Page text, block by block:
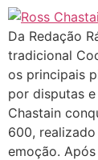
Da Redação
tradicional
os principais
por disputas
Chastain
600,
emoção.